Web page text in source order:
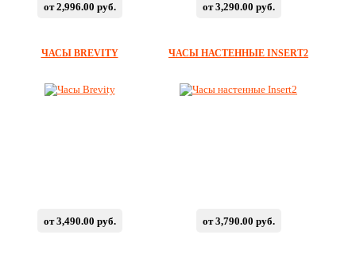
от 2,996.00 руб. от 3,290.00 руб.
ЧАСЫ BREVITY
от 3,490.00 руб.
ЧАСЫ НАСТЕННЫЕ INSERT2
от 3,790.00 руб.